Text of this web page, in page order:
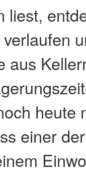
liest,
aus
heute
einer